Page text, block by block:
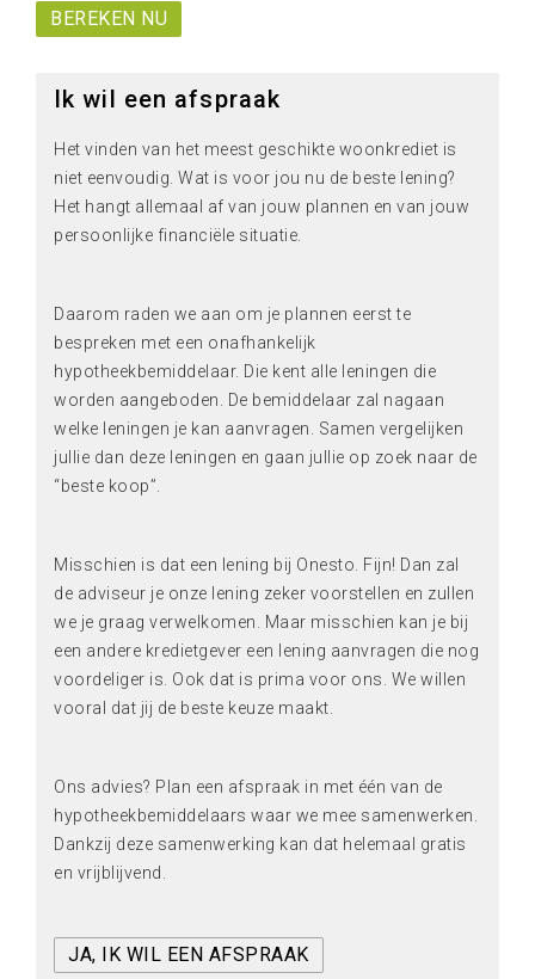
BEREKEN NU
Ik wil een afspraak
Het vinden van het meest geschikte woonkrediet is
niet eenvoudig. Wat is voor jou nu de beste lening?
Het hangt allemaal af van jouw plannen en van jouw
persoonlijke financiële situatie.
Daarom raden we aan om je plannen eerst te
bespreken met een onafhankelijk
hypotheekbemiddelaar. Die kent alle leningen die
worden aangeboden. De bemiddelaar zal nagaan
welke leningen je kan aanvragen. Samen vergelijken
jullie dan deze leningen en gaan jullie op zoek naar de
“beste koop”.
Misschien is dat een lening bij Onesto. Fijn! Dan zal
de adviseur je onze lening zeker voorstellen en zullen
we je graag verwelkomen. Maar misschien kan je bij
een andere kredietgever een lening aanvragen die nog
voordeliger is. Ook dat is prima voor ons. We willen
vooral dat jij de beste keuze maakt.
Ons advies? Plan een afspraak in met één van de
hypotheekbemiddelaars waar we mee samenwerken.
Dankzij deze samenwerking kan dat helemaal gratis
en vrijblijvend.
JA, IK WIL EEN AFSPRAAK